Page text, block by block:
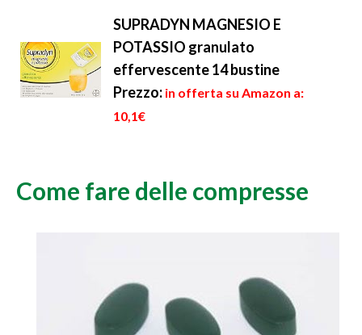
SUPRADYN MAGNESIO E
POTASSIO granulato
effervescente 14 bustine
Prezzo: in offerta su Amazon a:
10,1€
Come fare delle compresse